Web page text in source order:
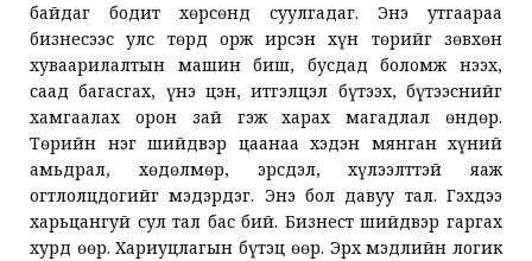
байдаг бодит хөрсөнд суулгадаг. Энэ утгаараа
бизнесээс улс төрд орж ирсэн хүн төрийг зөвхөн
хуваарилалтын машин биш, бусдад боломж нээх,
саад багасгах, үнэ цэн, итгэлцэл бүтээх, бүтээснийг
хамгаалах орон зай гэж харах магадлал өндөр.
Төрийн нэг шийдвэр цаанаа хэдэн мянган хүний
амьдрал, хөдөлмөр, эрсдэл, хүлээлттэй яаж
огтлолцдогийг мэдэрдэг. Энэ бол давуу тал. Гэхдээ
харьцангуй сул тал бас бий. Бизнест шийдвэр гаргах
хурд өөр. Хариуцлагын бүтэц өөр. Эрх мэдлийн логик